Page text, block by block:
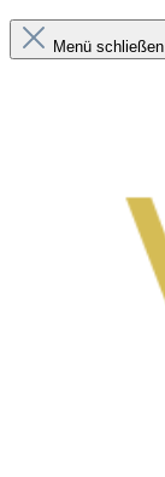
Menü schließen